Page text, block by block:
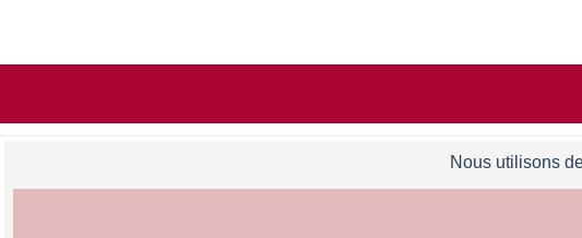
Nous utilisons